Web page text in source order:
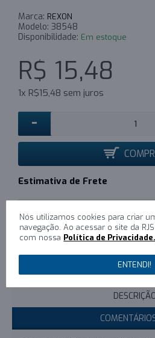
Marca: REXON
Modelo: 38548
Disponibilidade: Em estoque
R$ 15,48
1x R$15,48 sem juros
-
Estimativa de Frete
Escreva um
Nós utilizamos cookies para criar
navegação. Ao acessar o site da
com nossa Política de Privacidade.
ENTENDI!